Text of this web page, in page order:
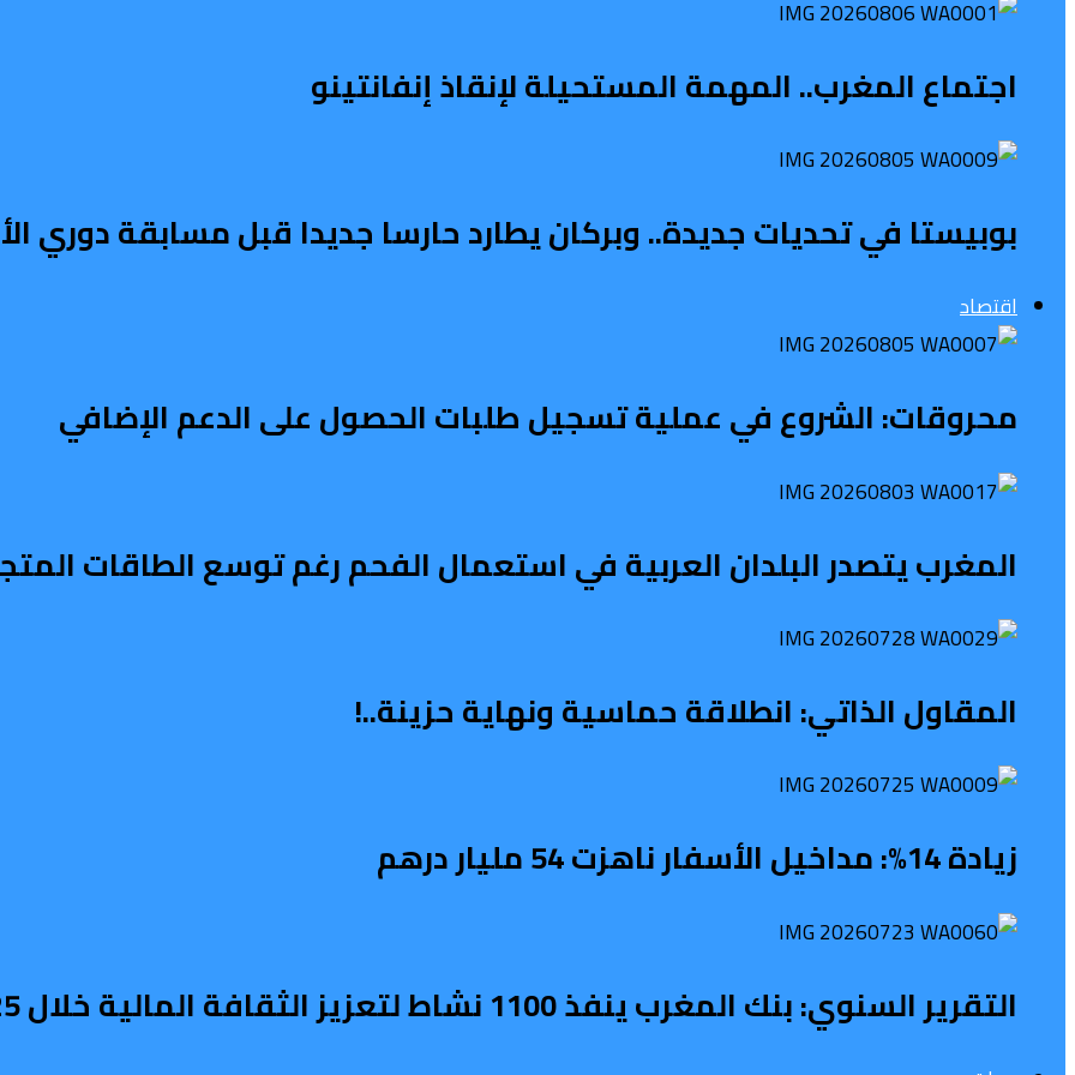
اجتماع المغرب.. المهمة المستحيلة لإنقاذ إنفانتينو
بوبيستا في تحديات جديدة.. وبركان يطارد حارسا جديدا قبل مسابقة دوري
اقتصاد
محروقات: الشروع في عملية تسجيل طلبات الحصول على الدعم الإضافي
المغرب يتصدر البلدان العربية في استعمال الفحم رغم توسع الطاقات
المقاول الذاتي: انطلاقة حماسية ونهاية حزينة..!
زيادة 14%: مداخيل الأسفار ناهزت 54 مليار درهم
التقرير السنوي: بنك المغرب ينفذ 1100 نشاط لتعزيز الثقافة المالية خلال 2025